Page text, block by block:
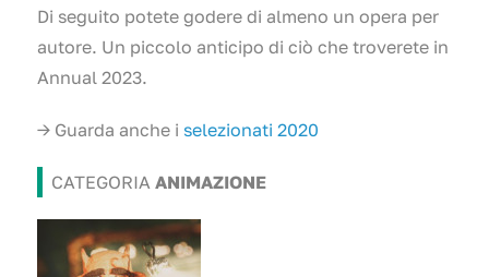
Di seguito potete godere di almeno un opera per
autore. Un piccolo anticipo di ciò che troverete in
Annual 2023.
→ Guarda anche i selezionati 2020
CATEGORIA ANIMAZIONE